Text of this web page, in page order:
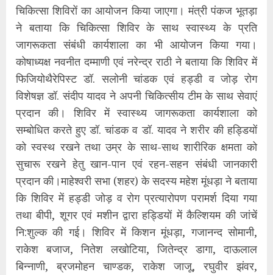
चिकित्सा शिविरों का आयोजन किया जाएगा। मंत्री पंकज भूतड़ा
ने बताया कि चिकित्सा शिविर के साथ स्वास्थ्य के प्रति
जागरूकता संबंधी कार्यशाला का भी आयोजन किया गया।
कोषाध्यक्ष नवनीत दम्माणी एवं नरेन्द्र राठी ने बताया कि शिविर में
फिजियोथैरेपिस्ट डॉ. सलोनी चांडक एवं हड्डी व जोड़ रोग
विशेषज्ञ डॉ. संदीप यादव ने अपनी चिकित्सीय टीम के साथ सेवाएं
प्रदान की। शिविर में स्वास्थ्य जागरूकता कार्यशाला को
सम्बोधित करते हुए डॉ. चांडक व डॉ. यादव ने शरीर की हड्डियों
को स्वस्थ रखने तथा उम्र के साथ-साथ शारीरिक क्षमता को
सुचारू रखने हेतु खान-पान एवं रहन-सहन संबंधी जानकारी
प्रदान की।माहेश्वरी सभा (शहर) के सदस्य महेश मूंधड़ा ने बताया
कि शिविर में हड्डी जोड़ व रोग प्रत्यारोपण परामर्श दिया गया
तथा बीपी, शूगर एवं मशीन द्वारा हड्डियों में कैल्शियम की जांचें
नि:शुल्क की गई। शिविर में किशन मूंधड़ा, गजानन्द सोमानी,
राकेश बजाज, नितेश लखोटिया, जितेन्द्र डागा, दाऊलाल
बिन्नाणी, ब्रजमोहन चाण्डक, राकेश जाजू, रघुवीर झंवर,